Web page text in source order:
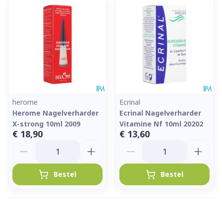
herome
Herome Nagelverharder
X-strong 10ml 2009
€ 18,90
Bestel
Ecrinal
Ecrinal Nagelverharder
Vitamine Nf 10ml 20202
€ 13,60
Bestel